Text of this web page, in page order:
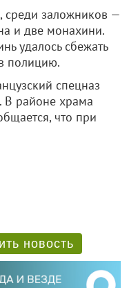
среди заложников —
и две монахини.
удалось сбежать
полицию.
спецназ
В районе храма
что при
новость